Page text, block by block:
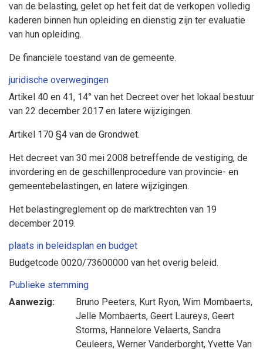
van de belasting, gelet op het feit dat de verkopen volledig
kaderen binnen hun opleiding en dienstig zijn ter evaluatie
van hun opleiding.
De financiële toestand van de gemeente.
juridische overwegingen
Artikel 40 en 41, 14° van het Decreet over het lokaal bestuur
van 22 december 2017 en latere wijzigingen.
Artikel 170 §4 van de Grondwet.
Het decreet van 30 mei 2008 betreffende de vestiging, de
invordering en de geschillenprocedure van provincie- en
gemeentebelastingen, en latere wijzigingen.
Het belastingreglement op de marktrechten van 19
december 2019.
plaats in beleidsplan en budget
Budgetcode 0020/73600000 van het overig beleid.
Publieke stemming
Aanwezig:
Bruno Peeters, Kurt Ryon, Wim Mombaerts,
Jelle Mombaerts, Geert Laureys, Geert
Storms, Hannelore Velaerts, Sandra
Ceuleers, Werner Vanderborght, Yvette Van